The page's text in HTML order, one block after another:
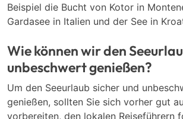
Beispiel die Bucht von Kotor in
Gardasee in Italien und der See in
Wie können wir den
unbeschwert genießen?
Um den Seeurlaub sicher und
genießen, sollten Sie sich vorher gut
vorbereiten, den lokalen Reiseführern